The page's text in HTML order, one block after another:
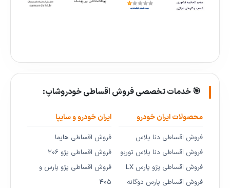
🎯 خدمات تخصصی فروش اقساطی خودروشاپ:
محصولات ایران خودرو
فروش اقساطی دنا پلاس
فروش اقساطی دنا پلاس توربو
فروش اقساطی پژو پارس LX
فروش اقساطی پارس دوگانه
ایران خودرو و سایپا
فروش اقساطی هایما
فروش اقساطی پژو ۲۰۶
فروش اقساطی پژو پارس و
۴۰۵